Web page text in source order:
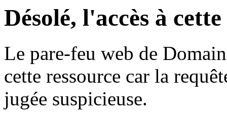
Désolé, l'accès à
Le pare-feu web de
cette ressource car la
jugée suspicieuse.